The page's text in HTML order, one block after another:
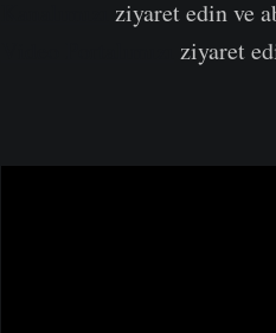
ziyaret edin ve
ziyaret